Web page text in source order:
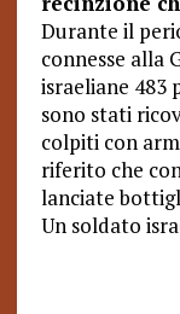
Durante il
connesse alla
israeliane 483
sono stati
colpiti con
riferito che
lanciate
Un soldato